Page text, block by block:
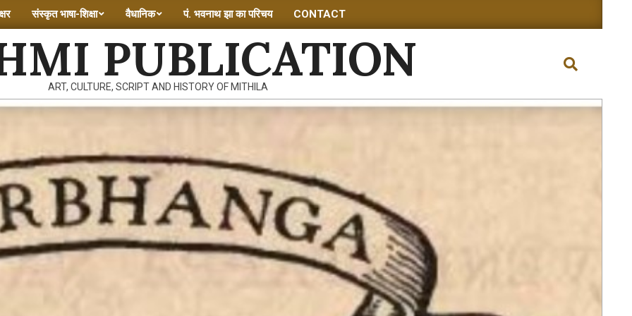
संस्कृत भाषा-शिक्षा वैधानिक पं. भवनाथ झा का परिचय CONTACT
PUBLICATION
ART, CULTURE, SCRIPT AND HISTORY OF MITHILA
Search